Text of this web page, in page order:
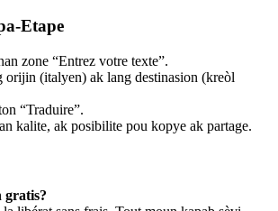
Etape
zone “Entrez votre texte”.
orijin (italyen) ak lang destinasion (kreòl
“Traduire”.
kalite, ak posibilite pou kopye ak partage.
gratis?